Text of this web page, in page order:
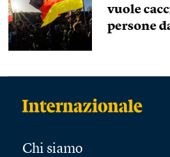
vuole
persone
Chi siamo